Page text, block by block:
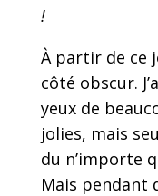
!
À partir de ce
côté obscur.
yeux de
jolies, mais
du n’importe
Mais pendant